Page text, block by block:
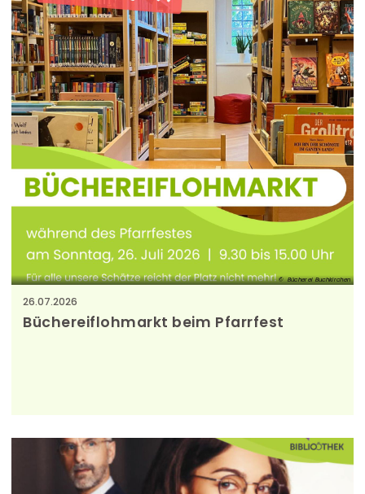
Bücherei Buchkirchen
26.07.2026
Büchereiflohmarkt beim Pfarrfest